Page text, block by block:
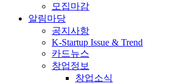
모집마감
알림마당
공지사항
K-Startup Issue & Trend
카드뉴스
창업정보
창업소식